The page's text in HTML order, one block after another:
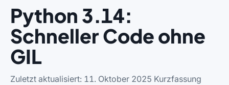
Python 3.14:
Schneller Code ohne
GIL
Zuletzt aktualisiert: 11. Oktober 2025 Kurzfassung